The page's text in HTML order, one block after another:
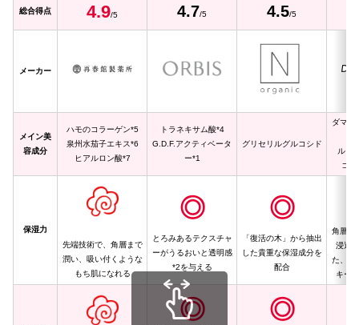
総合得点 4.9/5 4.7/5 4.5/5
メーカー
メイン美
容成分
ハモのコラーゲン*5
泉州水茄子エキス*6
ヒアルロン酸*7
トラネキサム酸*4
G.D.F.アクティベータ
ー*1
グリセリルグルコシド
ダマス
ルイ
コ
保湿力
先端技術で、角層まで
潤い、吸い付くような
もち肌になれる
◎
とろみあるテクスチャ
ーがうるおいと透明感
*2を与える
◎
「復活の木」から抽出
した貴重な保湿成分を
配合
角層と
浸透
た、独
キー
◎ ◎